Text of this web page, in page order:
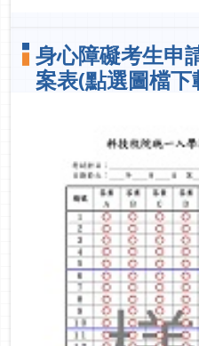
身心障礙考生申
案表(點選圖檔下